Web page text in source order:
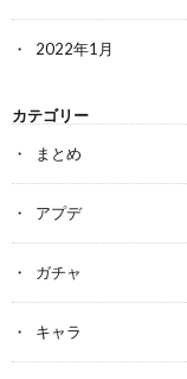
2022年1月
カテゴリー
まとめ
アプデ
ガチャ
キャラ